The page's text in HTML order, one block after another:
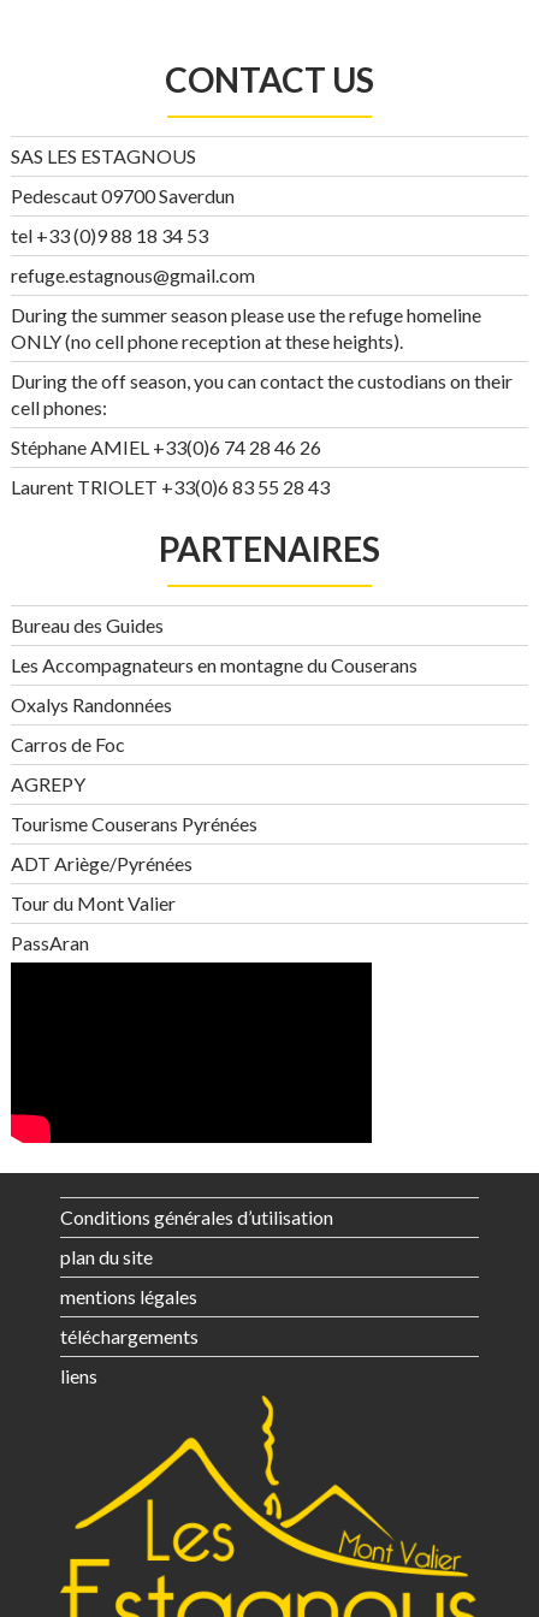
CONTACT US
SAS LES ESTAGNOUS
Pedescaut 09700 Saverdun
tel +33 (0)9 88 18 34 53
refuge.estagnous@gmail.com
During the summer season please use the refuge homeline
ONLY (no cell phone reception at these heights).
During the off season, you can contact the custodians on their
cell phones:
Stéphane AMIEL +33(0)6 74 28 46 26
Laurent TRIOLET +33(0)6 83 55 28 43
PARTENAIRES
Bureau des Guides
Les Accompagnateurs en montagne du Couserans
Oxalys Randonnées
Carros de Foc
AGREPY
Tourisme Couserans Pyrénées
ADT Ariège/Pyrénées
Tour du Mont Valier
PassAran
Conditions générales d’utilisation
plan du site
mentions légales
téléchargements
liens